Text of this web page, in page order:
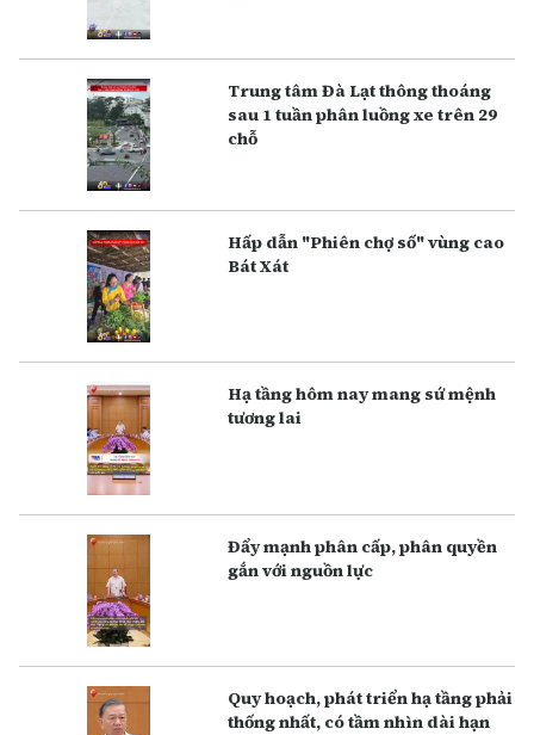
Trung tâm Đà Lạt thông thoáng
sau 1 tuần phân luồng xe trên 29
chỗ
Hấp dẫn "Phiên chợ số" vùng cao
Bát Xát
Hạ tầng hôm nay mang sứ mệnh
tương lai
Đẩy mạnh phân cấp, phân quyền
gắn với nguồn lực
Q uy hoạch, phát triển hạ tầng phải
thống nhất, có tầm nhìn dài hạn